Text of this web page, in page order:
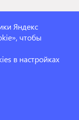
Яндекс
чтобы
в настройках